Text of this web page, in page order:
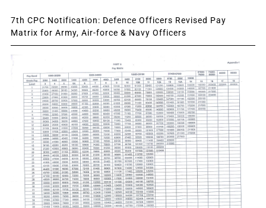
7th CPC Notification: Defence Officers Revised Pay
Matrix for Army, Air-force & Navy Officers